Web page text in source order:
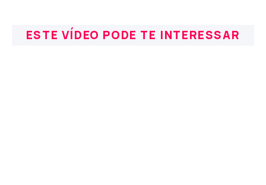
ESTE VÍDEO PODE TE INTERESSAR